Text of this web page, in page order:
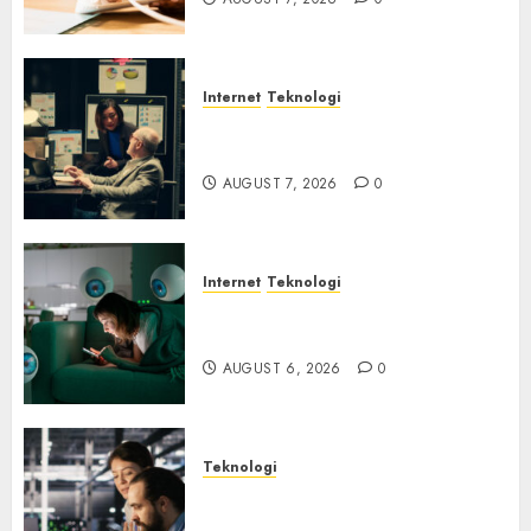
Internet Teknologi
AUGUST 7, 2026 0
Internet Teknologi
AUGUST 6, 2026 0
Teknologi